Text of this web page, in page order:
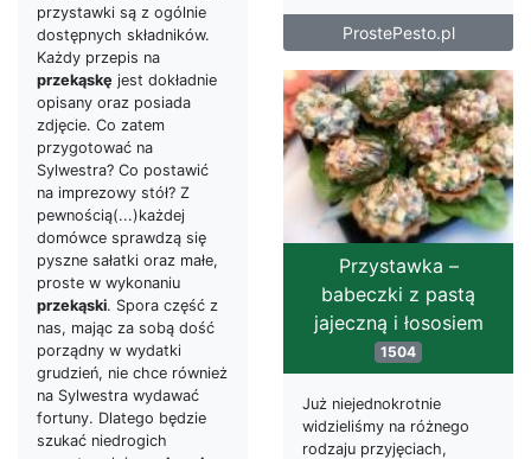
ProstePesto.pl
przystawki są z ogólnie
dostępnych składników.
Każdy przepis na
przekąskę jest dokładnie
opisany oraz posiada
zdjęcie. Co zatem
przygotować na
Sylwestra? Co postawić
na imprezowy stół? Z
pewnością(...)każdej
domówce sprawdzą się
pyszne sałatki oraz małe,
proste w wykonaniu
przekąski. Spora część z
nas, mając za sobą dość
porządny w wydatki
grudzień, nie chce również
na Sylwestra wydawać
fortuny. Dlatego będzie
szukać niedrogich
Przystawka –
babeczki z pastą
jajeczną i łososiem
1504
Już niejednokrotnie
widzieliśmy na różnego
rodzaju przyjęciach,